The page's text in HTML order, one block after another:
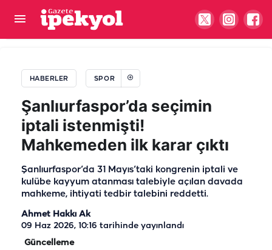
HABERLER SPOR
Şanlıurfaspor’da seçimin
iptali istenmişti!
Mahkemeden ilk karar çıktı
Şanlıurfaspor’da 31 Mayıs’taki kongrenin iptali ve
kulübe kayyum atanması talebiyle açılan davada
mahkeme, ihtiyati tedbir talebini reddetti.
Ahmet Hakkı Ak
09 Haz 2026, 10:16 tarihinde yayınlandı
Güncelleme
Şanlıurfa'da zirveye çıktılar! Ağrı'da kürsü